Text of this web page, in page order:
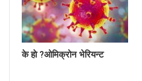
के हाे ?ओमिक्रोन भेरियन्ट